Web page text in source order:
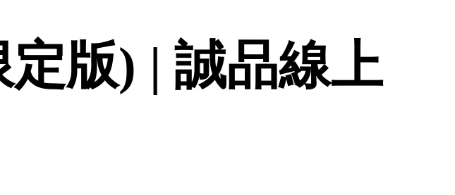
版) | 誠品線上